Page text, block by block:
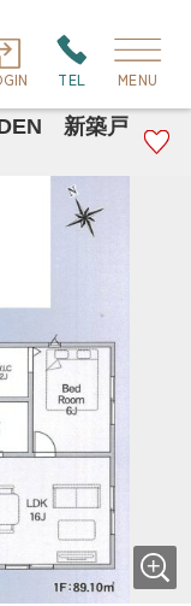
TEL MENU
新築戸